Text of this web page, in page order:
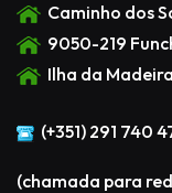
Caminho dos
9050-219
Ilha da
(+351) 291 740
(chamada para